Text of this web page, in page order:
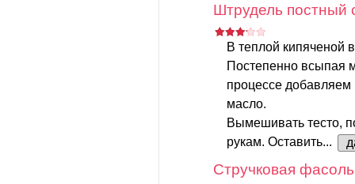
Штрудель постный
В теплой кипяченой
Постепенно всыпая
процессе добавляем
масло.
Вымешивать тесто,
рукам. Оставить...
Стручковая